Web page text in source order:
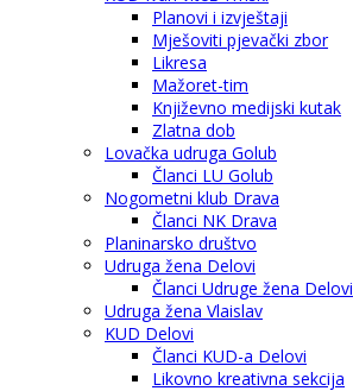
Planovi i izvještaji
Mješoviti pjevački zbor
Likresa
Mažoret-tim
Književno medijski kutak
Zlatna dob
Lovačka udruga Golub
Članci LU Golub
Nogometni klub Drava
Članci NK Drava
Planinarsko društvo
Udruga žena Delovi
Članci Udruge žena Delovi
Udruga žena Vlaislav
KUD Delovi
Članci KUD-a Delovi
Likovno kreativna sekcija